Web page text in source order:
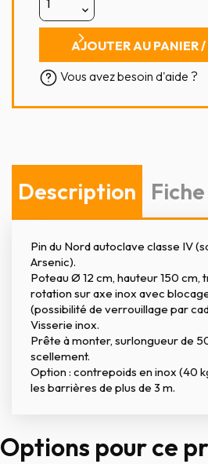
AJOUTER AU PANIER /
Vous avez besoin d'aide ?
Description
Pin du Nord autoclave classe IV
Arsenic).
Poteau Ø 12 cm, hauteur 150 cm,
rotation sur axe inox avec
(possibilité de verrouillage par
Visserie inox.
Prête à monter, surlongueur de
scellement.
Option : contrepoids en inox (40
les barrières de plus de 3 m.
Options pour ce